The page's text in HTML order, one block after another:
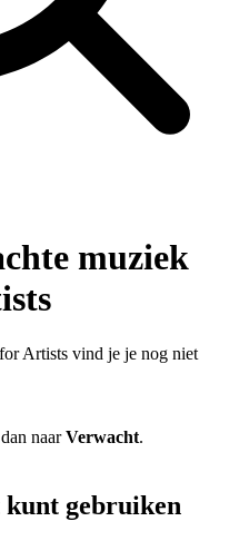
muziek
Artists vind je je nog niet
naarVerwacht.
gebruiken